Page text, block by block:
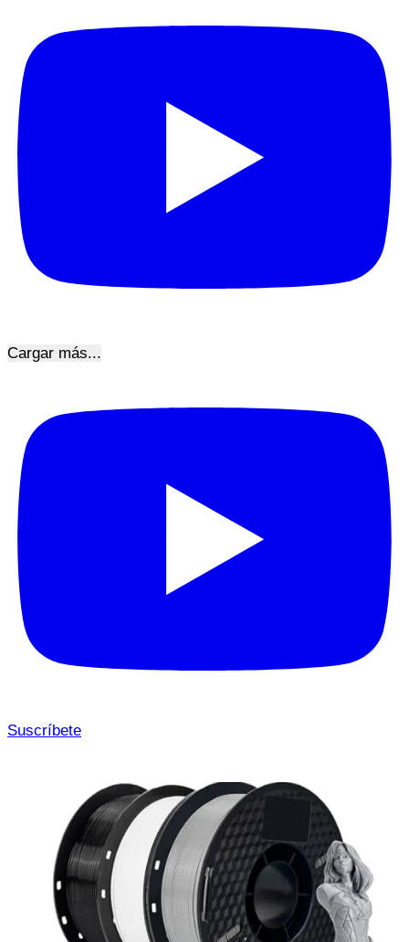
Cargar más...
Suscríbete